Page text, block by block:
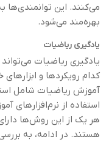
می‌کنند. این توانمندی‌ها
بهره‌مند می‌شود.
یادگیری ریاضیات
یادگیری ریاضیات
کدام رویکردها و
آموزش ریاضیات شامل
استفاده از
هر یک از این روش‌ها
هستند. در ادامه، به